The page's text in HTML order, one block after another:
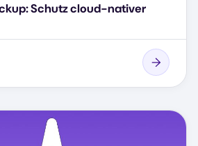
Schutz cloud-nativer